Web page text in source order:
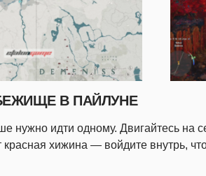
В ПАЙЛУНЕ
нужно идти одному. Двигайтесь на
красная хижина — войдите внутрь,